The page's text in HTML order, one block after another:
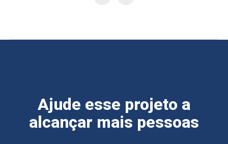
Ajude esse projeto a
alcançar mais pessoas